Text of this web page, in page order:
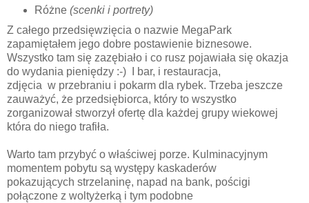
Różne (scenki i portrety)
Z całego przedsięwzięcia o nazwie MegaPark
zapamiętałem jego dobre postawienie biznesowe.
Wszystko tam się zazębiało i co rusz pojawiała się okazja
do wydania pieniędzy :-) I bar, i restauracja,
zdjęcia w przebraniu i pokarm dla rybek. Trzeba jeszcze
zauważyć, że przedsiębiorca, który to wszystko
zorganizował stworzył ofertę dla każdej grupy wiekowej
która do niego trafiła.
Warto tam przybyć o właściwej porze. Kulminacyjnym
momentem pobytu są występy kaskaderów
pokazujących strzelaninę, napad na bank, pościgi
połączone z woltyżerką i tym podobne